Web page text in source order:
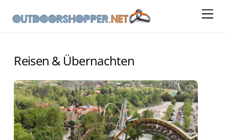
content
Reisen & Übernachten